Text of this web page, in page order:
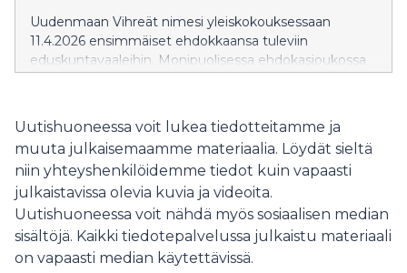
Uudenmaan Vihreät nimesi yleiskokouksessaan
11.4.2026 ensimmäiset ehdokkaansa tuleviin
eduskuntavaaleihin. Monipuolisessa ehdokasjoukossa
valtuustoryhmän puheenjohtaja Tia Seppänen.
Uutishuoneessa voit lukea tiedotteitamme ja
muuta julkaisemaamme materiaalia. Löydät sieltä
niin yhteyshenkilöidemme tiedot kuin vapaasti
julkaistavissa olevia kuvia ja videoita.
Uutishuoneessa voit nähdä myös sosiaalisen median
sisältöjä. Kaikki tiedotepalvelussa julkaistu materiaali
on vapaasti median käytettävissä.